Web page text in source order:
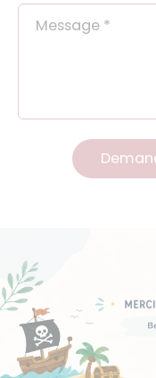
Message *